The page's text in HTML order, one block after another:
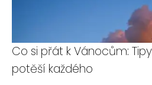
Co si přát k Vánocům:
potěší každého